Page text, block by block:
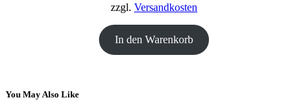
zzgl. Versandkosten
In den Warenkorb
You May Also Like